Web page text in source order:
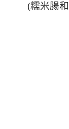
(糯米腸